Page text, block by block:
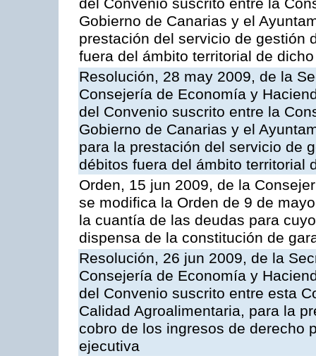
del Convenio suscrito entre la
Gobierno de Canarias y el
prestación del servicio de gestión
fuera del ámbito territorial de
Resolución, 28 may 2009, de la
Consejería de Economía y
del Convenio suscrito entre la
Gobierno de Canarias y el
para la prestación del servicio de
débitos fuera del ámbito territorial
Orden, 15 jun 2009, de la
se modifica la Orden de 9 de
la cuantía de las deudas para
dispensa de la constitución de
Resolución, 26 jun 2009, de la
Consejería de Economía y
del Convenio suscrito entre esta
Calidad Agroalimentaria, para la
cobro de los ingresos de derecho
ejecutiva